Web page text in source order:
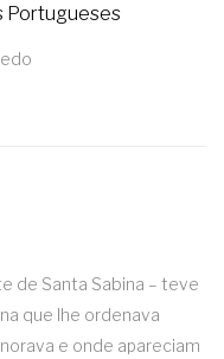
Portugueses
de Santa Sabina – teve
que lhe ordenava
e onde apareciam